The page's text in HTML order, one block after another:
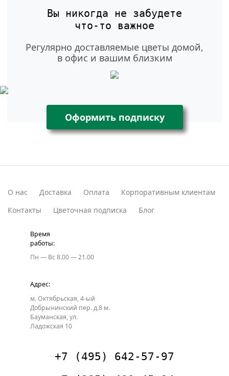
Вы никогда не забудете
что-то важное
Регулярно доставляемые цветы домой,
в офис и вашим близким
Оформить подписку
О нас Доставка Оплата
Корпоративным клиентам
Контакты
Цветочная подписка Блог
Время
работы:
Пн — Вс8.00 — 21.00
Адрес:
м. Октябрьская, 4-ый
Добрынинский пер. д.8м.
Бауманская, ул.
Ладожская 10
+7 (495) 642-57-97